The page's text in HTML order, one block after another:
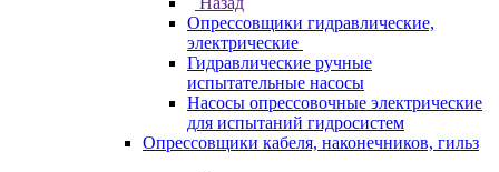
Опрессовщики гидравлические,
электрические
Гидравлические ручные
испытательные насосы
Насосы опрессовочные электрические
для испытаний гидросистем
Опрессовщики кабеля, наконечников, гильз